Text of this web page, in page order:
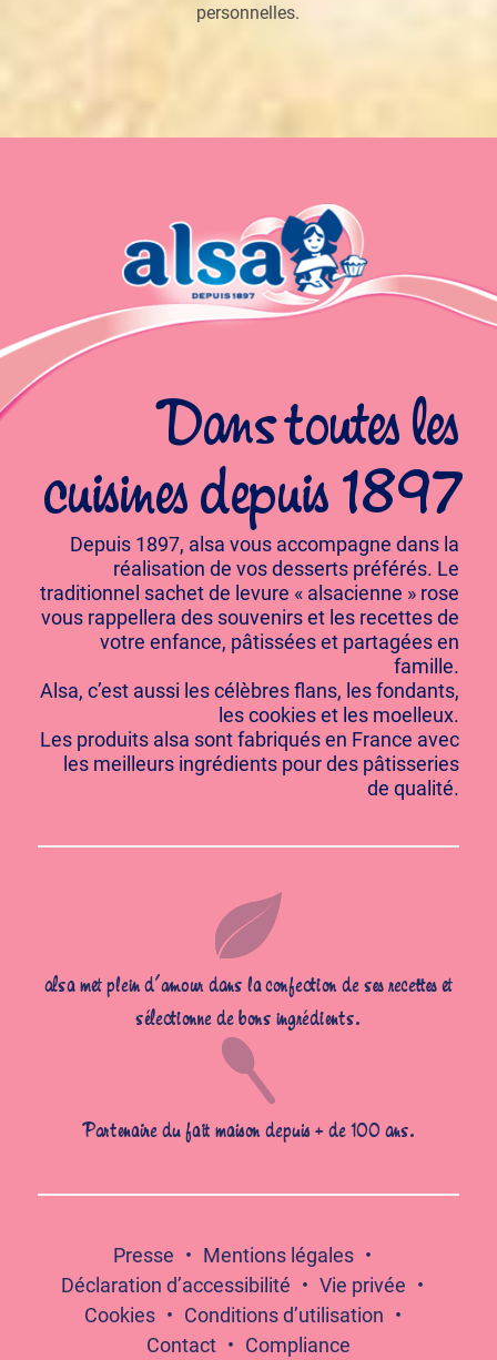
personnelles.
alsa met plein d’amour dans la confection de ses recettes et
sélectionne de bons ingrédients.
Partenaire du fait maison depuis + de 100 ans.
Dans toutes les
cuisines depuis 1897
Depuis 1897, alsa vous accompagne dans la
réalisation de vos desserts préférés. Le
traditionnel sachet de levure « alsacienne » rose
vous rappellera des souvenirs et les recettes de
votre enfance, pâtissées et partagées en
famille.
Alsa, c’est aussi les célèbres flans, les fondants,
les cookies et les moelleux.
Les produits alsa sont fabriqués en France avec
les meilleurs ingrédients pour des pâtisseries
de qualité.
Presse
Mentions légales
Déclaration d’accessibilité
Vie privée
Cookies
Conditions d’utilisation
Contact
Compliance